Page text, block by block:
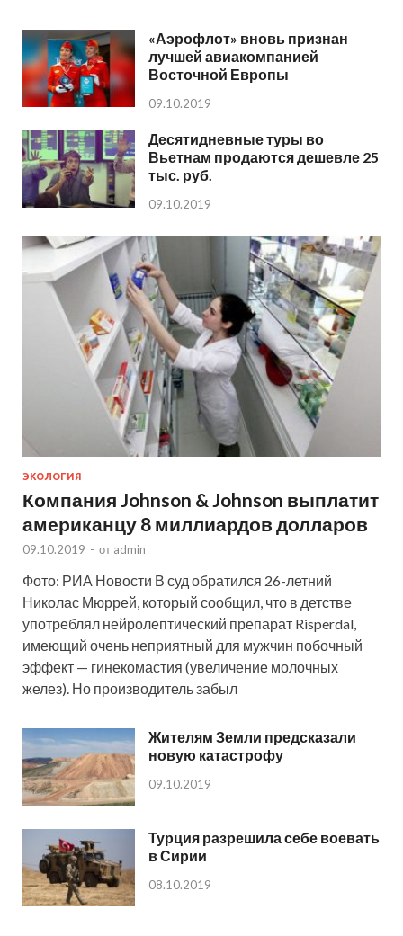
«Аэрофлот» вновь признан
лучшей авиакомпанией
Восточной Европы
09.10.2019
Десятидневные туры во
Вьетнам продаются дешевле 25
тыс. руб.
09.10.2019
ЭКОЛОГИЯ
Компания Johnson & Johnson выплатит
американцу 8 миллиардов долларов
09.10.2019 - от admin
Фото: РИА Новости В суд обратился 26-летний
Николас Мюррей, который сообщил, что в детстве
употреблял нейролептический препарат Risperdal,
имеющий очень неприятный для мужчин побочный
эффект — гинекомастия (увеличение молочных
желез). Но производитель забыл
Жителям Земли предсказали
новую катастрофу
09.10.2019
Турция разрешила себе воевать
в Сирии
08.10.2019